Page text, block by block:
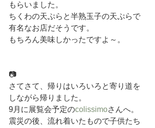
もらいました。
ちくわの天ぷらと半熟玉子の天ぷらで
有名なお店だそうです。
もちろん美味しかったですよ～。
📷
さてさて、帰りはいろいろと寄り道を
しながら帰りました。
9月に展覧会予定のcolissimoさんへ。
震災の後、流れ着いたもので子供たち